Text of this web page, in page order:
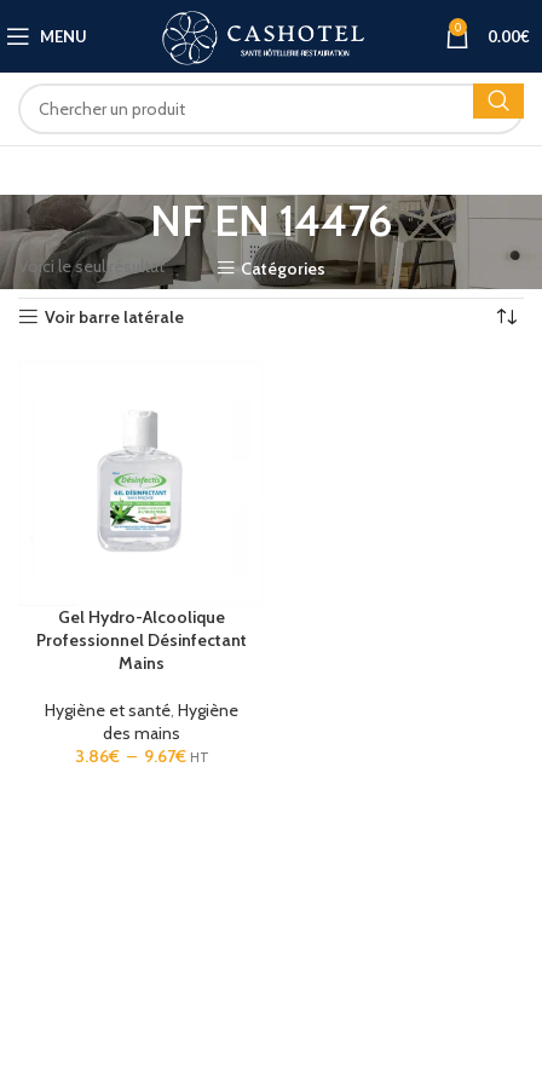
MENU 0 0.00€
NF EN 14476
Catégories
Voici le seul résultat
Voir barre latérale
Gel Hydro-Alcoolique
Professionnel Désinfectant
Mains
Hygiène et santé, Hygiène
des mains
3.86€ – 9.67€ HT